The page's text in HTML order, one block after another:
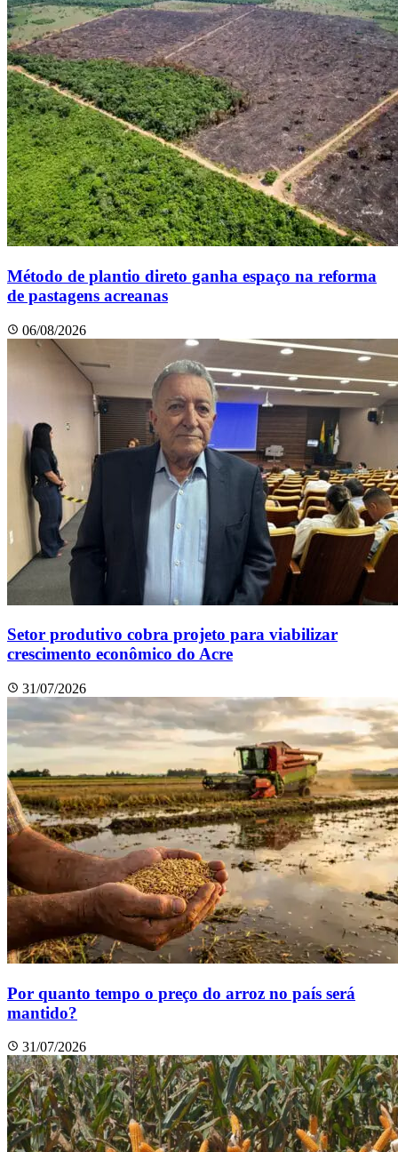
Método de plantio direto ganha espaço na reforma
de pastagens acreanas
06/08/2026
Setor produtivo cobra projeto para viabilizar
crescimento econômico do Acre
31/07/2026
Por quanto tempo o preço do arroz no país será
mantido?
31/07/2026